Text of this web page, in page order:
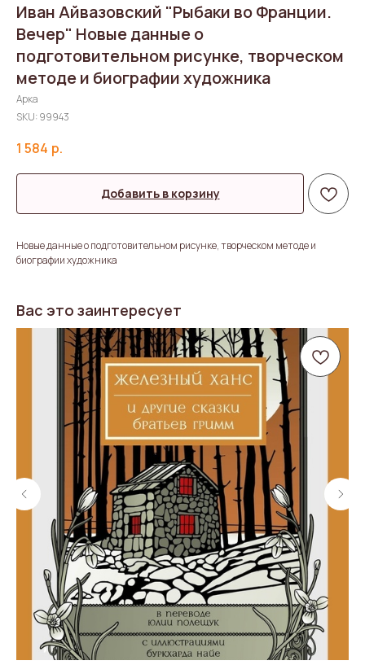
Иван Айвазовский "Рыбаки во Франции.
Вечер" Новые данные о
подготовительном рисунке, творческом
методе и биографии художника
Арка
SKU: 99943
1 584 р.
Добавить в корзину
Новые данные о подготовительном рисунке, творческом методе и
биографии художника
Вас это заинтересует